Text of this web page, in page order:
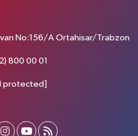
No:156/A Ortahisar/Trabzon
800 00 01
protected]